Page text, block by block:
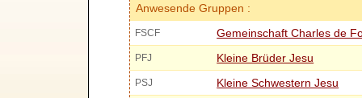
Anwesende Gruppen :
FSCF Gemeinschaft Charles de
PFJ Kleine Brüder Jesu
PSJ Kleine Schwestern Jesu